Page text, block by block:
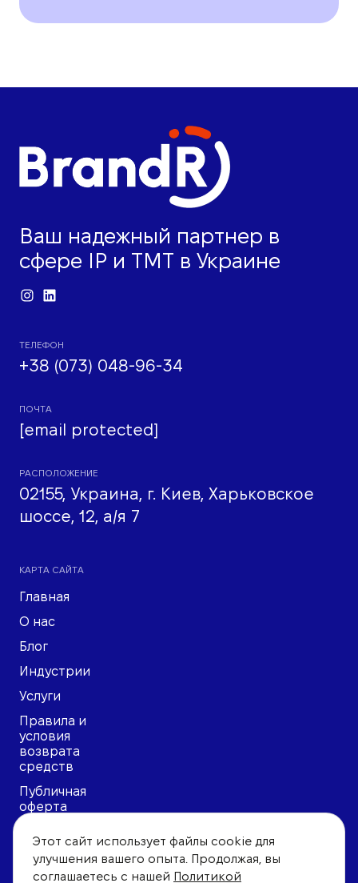
Ваш надежный партнер в
сфере IP и ТМТ в Украине
ТЕЛЕФОН
+38 (073) 048-96-34
ПОЧТА
[email protected]
РАСПОЛОЖЕНИЕ
02155, Украина, г. Киев, Харьковское
шоссе, 12, а/я 7
КАРТА САЙТА
Главная
О нас
Блог
Индустрии
Услуги
Правила и
условия
возврата
средств
Публичная
оферта
конфиденциальности
Пользовательское
Этот сайт использует файлы cookie для
улучшения вашего опыта. Продолжая, вы
соглашаетесь с нашей Политикой